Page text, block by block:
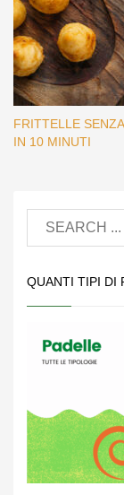
FRITTELLE
IN 10 MINUTI
QUANTI TIPI DI